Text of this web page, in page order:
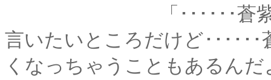
「･･････蒼紫様のこ
言いたいところだけど･････
くなっちゃうこともあるんだ